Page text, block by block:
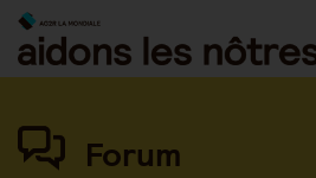
Skip
content
Forum